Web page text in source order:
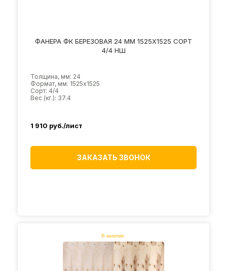
ФАНЕРА ФК БЕРЕЗОВАЯ 24 ММ 1525Х1525 СОРТ
4/4 НШ
Толщина, мм: 24
Формат, мм: 1525х1525
Сорт: 4/4
Вес (кг.): 37.4
1 910 руб./лист
ЗАКАЗАТЬ ЗВОНОК